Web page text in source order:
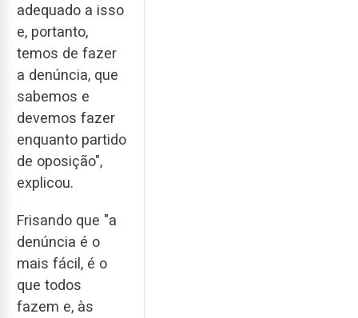
adequado a isso
e, portanto,
temos de fazer
a denúncia, que
sabemos e
devemos fazer
enquanto partido
de oposição",
explicou.
Frisando que "a
denúncia é o
mais fácil, é o
que todos
fazem e, às